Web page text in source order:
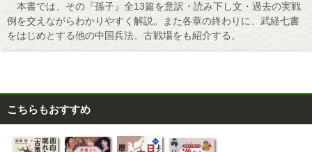
本書では、その『孫子』全13篇を意訳・読み下し文・過去の実戦
例を交えながらわかりやすく解説。また各章の終わりに、武経七書
をはじめとする他の中国兵法、古戦場をも紹介する。
こちらもおすすめ